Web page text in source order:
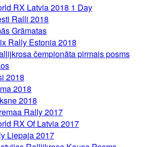
RX Latvia 2018 1 Day
Ralli 2018
Grāmatas
Rally Estonia 2018
čempionāta pirmais posms
2018
2018
2018
Rally 2017
RX Of Latvia 2017
Liepaja 2017